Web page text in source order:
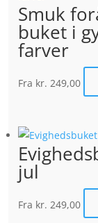
Smuk
buket i
farver
Fra kr. 249,00
jul
Fra kr. 249,00